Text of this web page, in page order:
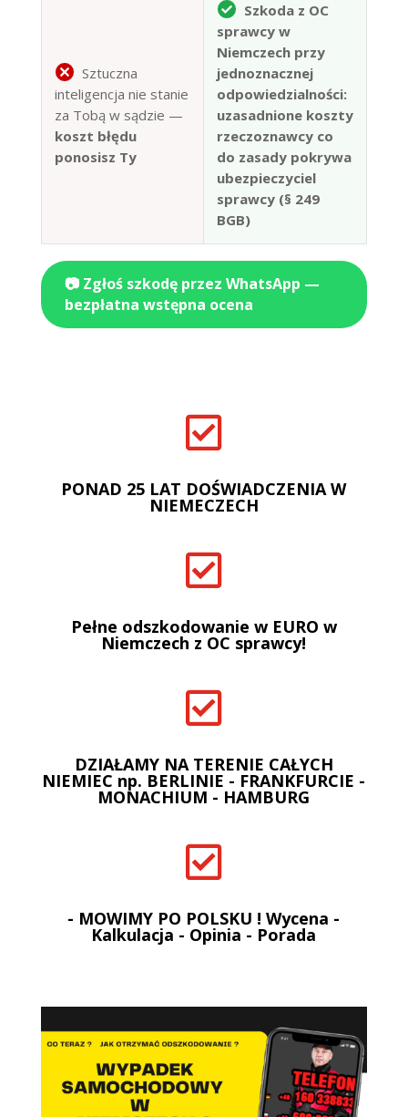
Sztuczna
inteligencja nie stanie
za Tobą w sądzie —
koszt błędu
ponosisz Ty
Szkoda z OC
sprawcy w
Niemczech przy
jednoznacznej
odpowiedzialności:
uzasadnione koszty
rzeczoznawcy co
do zasady pokrywa
ubezpieczyciel
sprawcy (§ 249
BGB)
📷 Zgłoś szkodę przez WhatsApp —
bezpłatna wstępna ocena

PONAD 25 LAT DOŚWIADCZENIA W
NIEMECZECH

Pełne odszkodowanie w EURO w
Niemczech z OC sprawcy!

DZIAŁAMY NA TERENIE CAŁYCH
NIEMIEC np. BERLINIE - FRANKFURCIE -
MONACHIUM - HAMBURG

- MOWIMY PO POLSKU ! Wycena -
Kalkulacja - Opinia - Porada